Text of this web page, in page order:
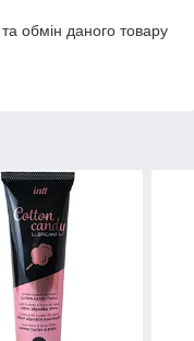
обмін даного товару